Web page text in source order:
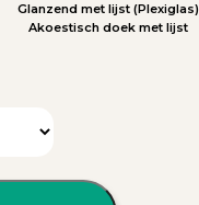
Glanzend met lijst (Plexiglas)
Akoestisch doek met lijst